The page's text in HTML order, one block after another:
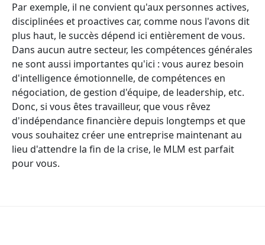
Par exemple, il ne convient qu'aux personnes actives,
disciplinées et proactives car, comme nous l'avons dit
plus haut, le succès dépend ici entièrement de vous.
Dans aucun autre secteur, les compétences générales
ne sont aussi importantes qu'ici : vous aurez besoin
d'intelligence émotionnelle, de compétences en
négociation, de gestion d'équipe, de leadership, etc.
Donc, si vous êtes travailleur, que vous rêvez
d'indépendance financière depuis longtemps et que
vous souhaitez créer une entreprise maintenant au
lieu d'attendre la fin de la crise, le MLM est parfait
pour vous.